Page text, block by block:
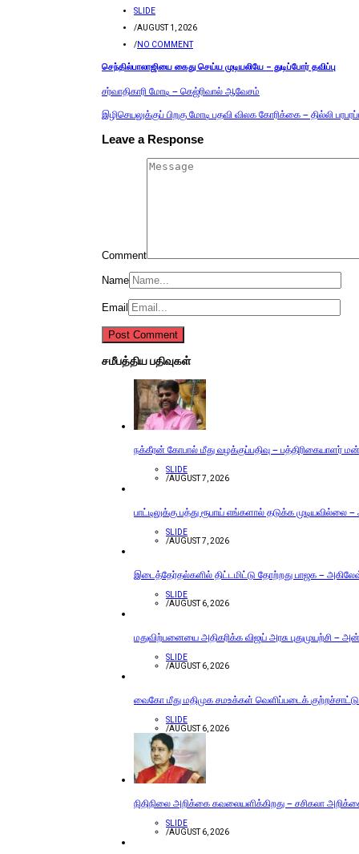
SLIDE
/AUGUST 1, 2026
/NO COMMENT
செந்தில்பாலாஜியை கைது செய்ய முடியலியே – துடிப்போர் தவிப்பு
சர்வாதிகாரி மோடி – கெஜ்ரிவால் ஆவேசம்
இழிசெயலுக்குப் பிறகு மோடி பதவி விலக கோரிக்கை – தில்லி
Leave a Response
Comment
Name
Email
சமீபத்திய பதிவுகள்
நக்கீரன் கோபால் மீது வழக்குப்பதிவு –
SLIDE
/AUGUST 7, 2026
பாட்டிலுக்கு பத்து ரூபாய் எங்களால் தடுக்க முடியவில்லை
SLIDE
/AUGUST 7, 2026
இடைத்தேர்தல்களில் திட்டமிட்டு தோற்றது பாஜக – அகிலேஷ்
SLIDE
/AUGUST 6, 2026
மதுவிற்பனையை அதிகரிக்க விஜய் அரசு புதுமுயற்சி –
SLIDE
/AUGUST 6, 2026
வைகோ மீது மதிமுக சமஉக்கள் வெளிப்படைக் குற்றச்சாட்டு
SLIDE
/AUGUST 6, 2026
நிதிநிலை அறிக்கை கவலையளிக்கிறது – சசிகலா
SLIDE
/AUGUST 6, 2026